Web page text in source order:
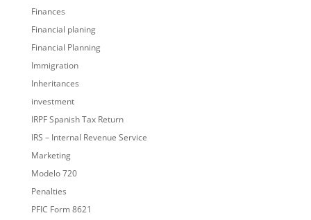
Finances
Financial planing
Financial Planning
Immigration
Inheritances
investment
IRPF Spanish Tax Return
IRS – Internal Revenue Service
Marketing
Modelo 720
Penalties
PFIC Form 8621